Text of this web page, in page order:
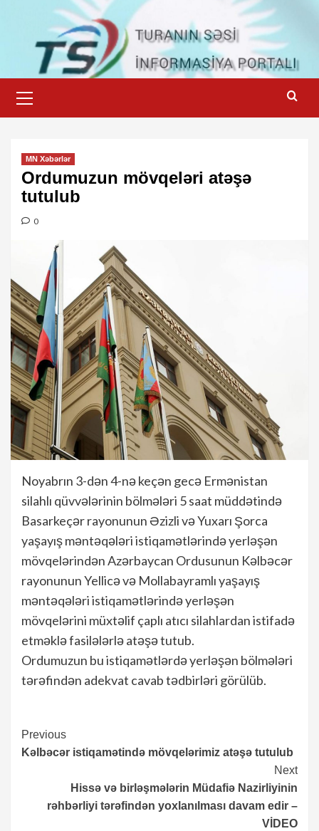
content
Menu
MN Xəbərlər
Ordumuzun mövqeləri atəşə
tutulub
0
Noyabrın 3-dən 4-nə keçən gecə Ermənistan
silahlı qüvvələrinin bölmələri 5 saat müddətində
Basarkeçər rayonunun Əzizli və Yuxarı Şorca
yaşayış məntəqələri istiqamətlərində yerləşən
mövqelərindən Azərbaycan Ordusunun Kəlbəcər
rayonunun Yellicə və Mollabayramlı yaşayış
məntəqələri istiqamətlərində yerləşən
mövqelərini müxtəlif çaplı atıcı silahlardan istifadə
etməklə fasilələrlə atəşə tutub.
Ordumuzun bu istiqamətlərdə yerləşən bölmələri
tərəfindən adekvat cavab tədbirləri görülüb.
Continue
Reading
Previous
Kəlbəcər istiqamətində mövqelərimiz atəşə tutulub
Next
Hissə və birləşmələrin Müdafiə Nazirliyinin
rəhbərliyi tərəfindən yoxlanılması davam edir –
VİDEO